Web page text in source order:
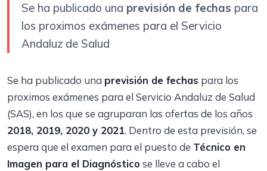
Se ha publicado una previsión de fechas para
los proximos exámenes para el Servicio
Andaluz de Salud
Se ha publicado una previsión de fechas para los
proximos exámenes para el Servicio Andaluz de Salud
(SAS), en los que se agruparan las ofertas de los años
2018, 2019, 2020 y 2021. Dentro de esta previsión, se
espera que el examen para el puesto de Técnico en
Imagen para el Diagnóstico se lleve a cabo el